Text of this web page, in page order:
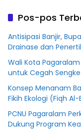
Pos-pos
Antisipasi Banjir,
Drainase dan
Wali Kota
untuk Cegah
Konsep Menanam
Fikih Ekologi (Fiqh
PCNU Pagaralam
Dukung Program